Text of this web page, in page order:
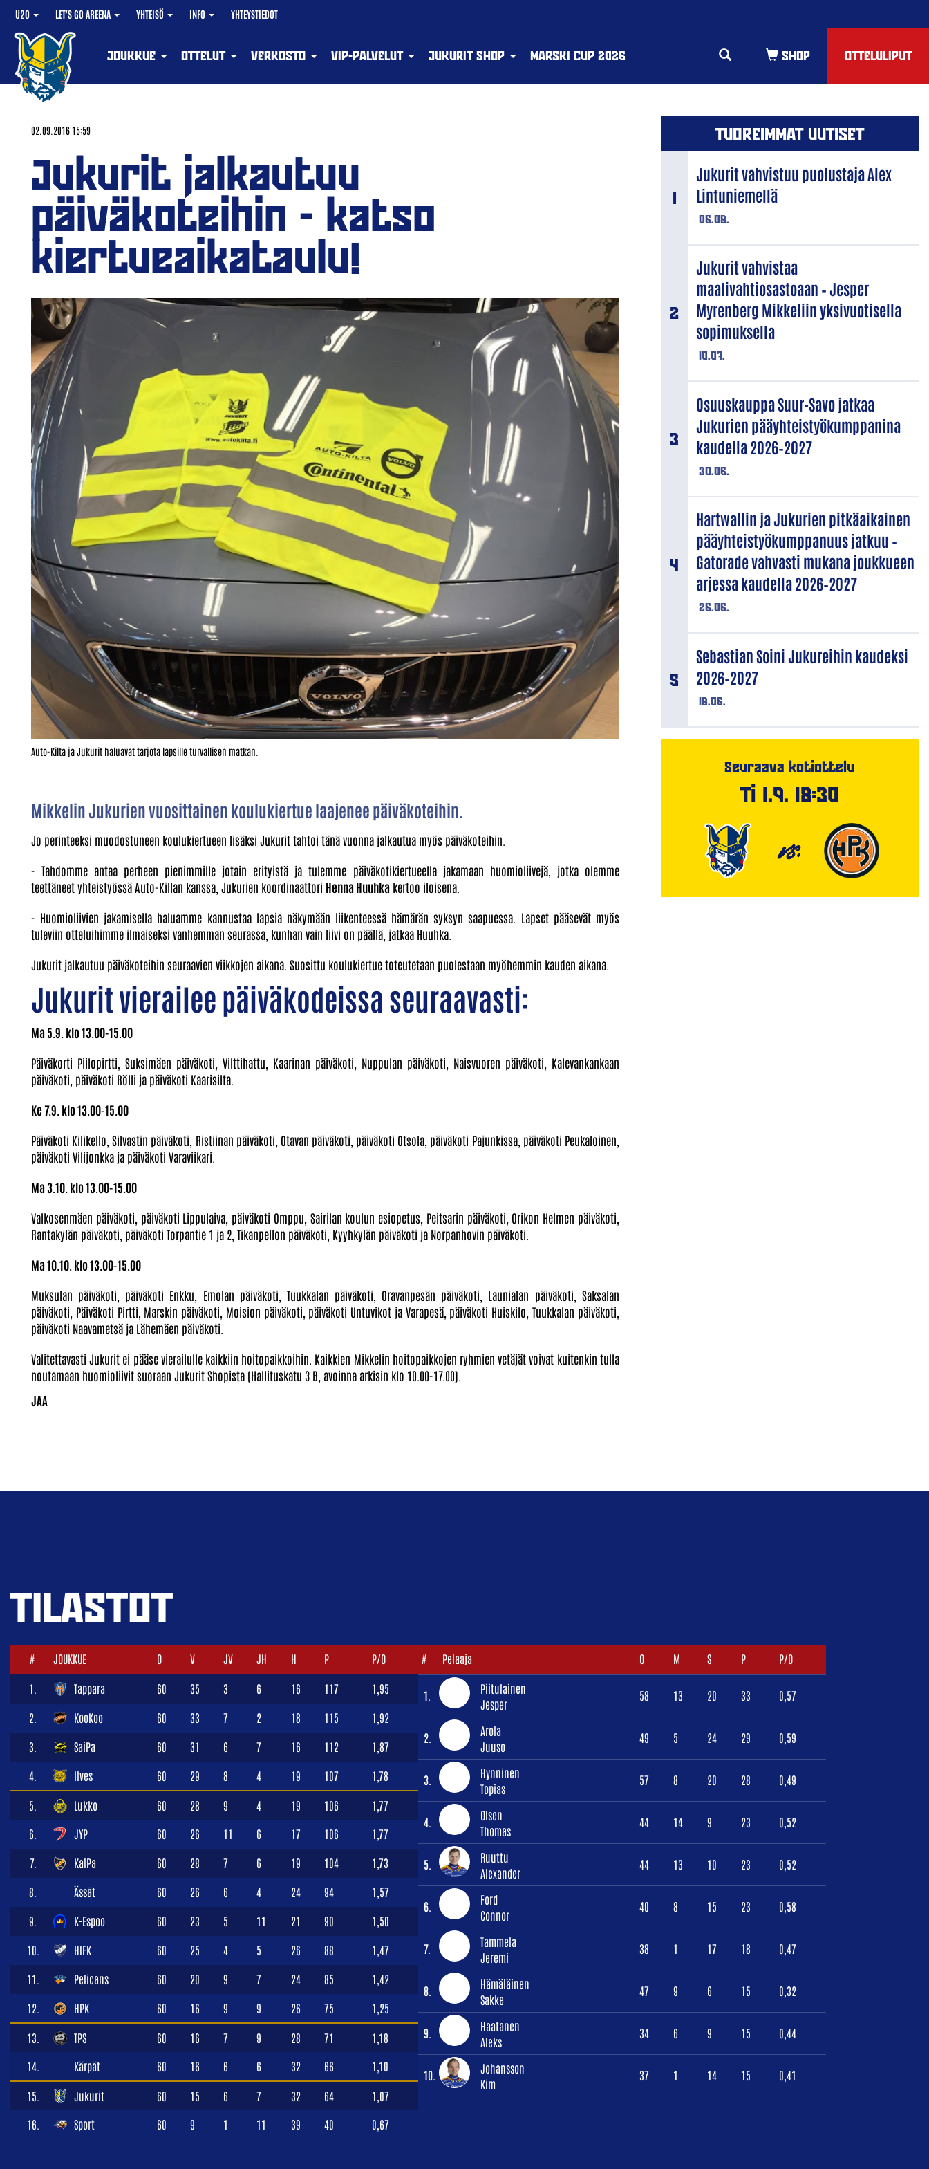
U20 LET'S GO AREENA YHTEISÖ INFO YHTEYSTIEDOT
OTTELULIPUT
JOUKKUE OTTELUT VERKOSTO VIP-PALVELUT JUKURIT SHOP MARSKI CUP 2026
02.09.2016 15:59
Jukurit jalkautuu
päiväkoteihin - katso
kiertueaikataulu!
Auto-Kilta ja Jukurit haluavat tarjota lapsille turvallisen matkan.
Mikkelin Jukurien vuosittainen koulukiertue laajenee päiväkoteihin.
Jo perinteeksi muodostuneen koulukiertueen lisäksi Jukurit tahtoi tänä vuonna jalkautua myös päiväkoteihin.
- Tahdomme antaa perheen pienimmille jotain erityistä ja tulemme päiväkotikiertueella jakamaan huomioliivejä, jotka olemme
teettäneet yhteistyössä Auto-Killan kanssa, Jukurien koordinaattori Henna Huuhka kertoo iloisena.
- Huomioliivien jakamisella haluamme kannustaa lapsia näkymään liikenteessä hämärän syksyn saapuessa. Lapset pääsevät myös
tuleviin otteluihimme ilmaiseksi vanhemman seurassa, kunhan vain liivi on päällä, jatkaa Huuhka.
Jukurit jalkautuu päiväkoteihin seuraavien viikkojen aikana. Suosittu koulukiertue toteutetaan puolestaan myöhemmin kauden aikana.
Jukurit vierailee päiväkodeissa seuraavasti:
Ma 5.9. klo 13.00-15.00
Päiväkorti Piilopirtti, Suksimäen päiväkoti, Vilttihattu, Kaarinan päiväkoti, Nuppulan päiväkoti, Naisvuoren päiväkoti, Kalevankankaan
päiväkoti, päiväkoti Rölli ja päiväkoti Kaarisilta.
Ke 7.9. klo 13.00-15.00
Päiväkoti Kilikello, Silvastin päiväkoti, Ristiinan päiväkoti, Otavan päiväkoti, päiväkoti Otsola, päiväkoti Pajunkissa, päiväkoti Peukaloinen,
päiväkoti Vilijonkka ja päiväkoti Varaviikari.
Ma 3.10. klo 13.00-15.00
Valkosenmäen päiväkoti, päiväkoti Lippulaiva, päiväkoti Omppu, Sairilan koulun esiopetus, Peitsarin päiväkoti, Orikon Helmen päiväkoti,
Rantakylän päiväkoti, päiväkoti Torpantie 1 ja 2, Tikanpellon päiväkoti, Kyyhkylän päiväkoti ja Norpanhovin päiväkoti.
Ma 10.10. klo 13.00-15.00
Muksulan päiväkoti, päiväkoti Enkku, Emolan päiväkoti, Tuukkalan päiväkoti, Oravanpesän päiväkoti, Launialan päiväkoti, Saksalan
päiväkoti, Päiväkoti Pirtti, Marskin päiväkoti, Moision päiväkoti, päiväkoti Untuvikot ja Varapesä, päiväkoti Huiskilo, Tuukkalan päiväkoti,
päiväkoti Naavametsä ja Lähemäen päiväkoti.
Valitettavasti Jukurit ei pääse vierailulle kaikkiin hoitopaikkoihin. Kaikkien Mikkelin hoitopaikkojen ryhmien vetäjät voivat kuitenkin tulla
noutamaan huomioliivit suoraan Jukurit Shopista (Hallituskatu 3 B, avoinna arkisin klo 10.00-17.00).
TUOREIMMAT UUTISET
06.08.
Jukurit vahvistuu puolustaja Alex
Lintuniemellä
10.07.
Jukurit vahvistaa
maalivahtiosastoaan – Jesper
Myrenberg Mikkeliin yksivuotisella
sopimuksella
30.06.
Osuuskauppa Suur-Savo jatkaa
Jukurien pääyhteistyökumppanina
kaudella 2026–2027
26.06.
Hartwallin ja Jukurien pitkäaikainen
pääyhteistyökumppanuus jatkuu –
Gatorade vahvasti mukana joukkueen
arjessa kaudella 2026–2027
18.06.
Sebastian Soini Jukureihin kaudeksi
2026–2027
Seuraava kotiottelu
Ti 1.9. 18:30
VS.
TILASTOT
# JOUKKUE O V JV JH H P P/O
1. Tappara 60 35 3 6 16 117 1,95
2. KooKoo 60 33 7 2 18 115 1,92
3. SaiPa 60 31 6 7 16 112 1,87
4. Ilves 60 29 8 4 19 107 1,78
5. Lukko 60 28 9 4 19 106 1,77
6. JYP 60 26 11 6 17 106 1,77
7. KalPa 60 28 7 6 19 104 1,73
8. Ässät 60 26 6 4 24 94 1,57
9. K-Espoo 60 23 5 11 21 90 1,50
10. HIFK 60 25 4 5 26 88 1,47
11. Pelicans 60 20 9 7 24 85 1,42
12. HPK 60 16 9 9 26 75 1,25
13. TPS 60 16 7 9 28 71 1,18
14. Kärpät 60 16 6 6 32 66 1,10
15. Jukurit 60 15 6 7 32 64 1,07
16. Sport 60 9 1 11 39 40 0,67
# Pelaaja O M S P P/O
1.
Piitulainen
Jesper
58 13 20 33 0,57
2.
Arola
Juuso
49 5 24 29 0,59
3.
Hynninen
Topias
57 8 20 28 0,49
4.
Olsen
Thomas
44 14 9 23 0,52
5.
Ruuttu
Alexander
44 13 10 23 0,52
6.
Ford
Connor
40 8 15 23 0,58
7.
Tammela
Jeremi
38 1 17 18 0,47
8.
Hämäläinen
Sakke
47 9 6 15 0,32
9.
Haatanen
Aleks
34 6 9 15 0,44
10.
Johansson
Kim
37 1 14 15 0,41